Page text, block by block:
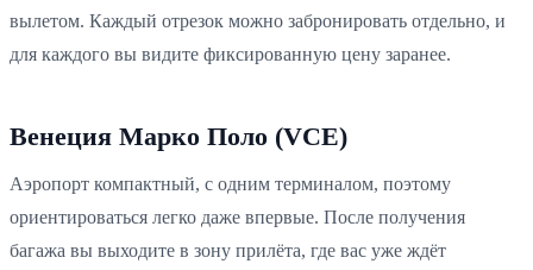
вылетом. Каждый отрезок можно забронировать отдельно, и
для каждого вы видите фиксированную цену заранее.
Венеция Марко Поло (VCE)
Аэропорт компактный, с одним терминалом, поэтому
ориентироваться легко даже впервые. После получения
багажа вы выходите в зону прилёта, где вас уже ждёт